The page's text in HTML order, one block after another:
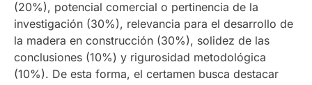
(20%), potencial comercial o pertinencia de la
investigación (30%), relevancia para el desarrollo de
la madera en construcción (30%), solidez de las
conclusiones (10%) y rigurosidad metodológica
(10%). De esta forma, el certamen busca destacar